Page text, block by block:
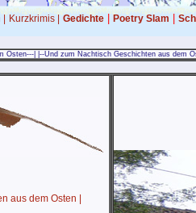
Kurzkrimis | Gedichte Poetry Slam
Osten---| |--Und zum Nachtisch Geschichten aus
aus dem Osten |